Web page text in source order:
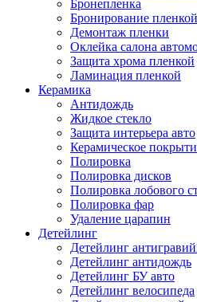
Бронепленка
Бронирование пленкой
Демонтаж пленки
Оклейка салона
Защита хрома пленкой
Ламинация пленкой
Керамика
Антидождь
Жидкое стекло
Защита интерьера авто
Керамическое
Полировка
Полировка дисков
Полировка лобового
Полировка фар
Удаление царапин
Детейлинг
Детейлинг
Детейлинг антидождь
Детейлинг БУ авто
Детейлинг велосипеда